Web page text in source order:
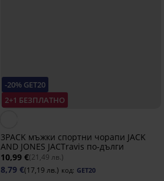
-20% GET20
2+1 БЕЗПЛАТНО
3PACK мъжки спортни чорапи JACK
AND JONES JACTravis по-дълги
10,99 €(21,49 лв.)
8,79 €(17,19 лв.) код: GET20